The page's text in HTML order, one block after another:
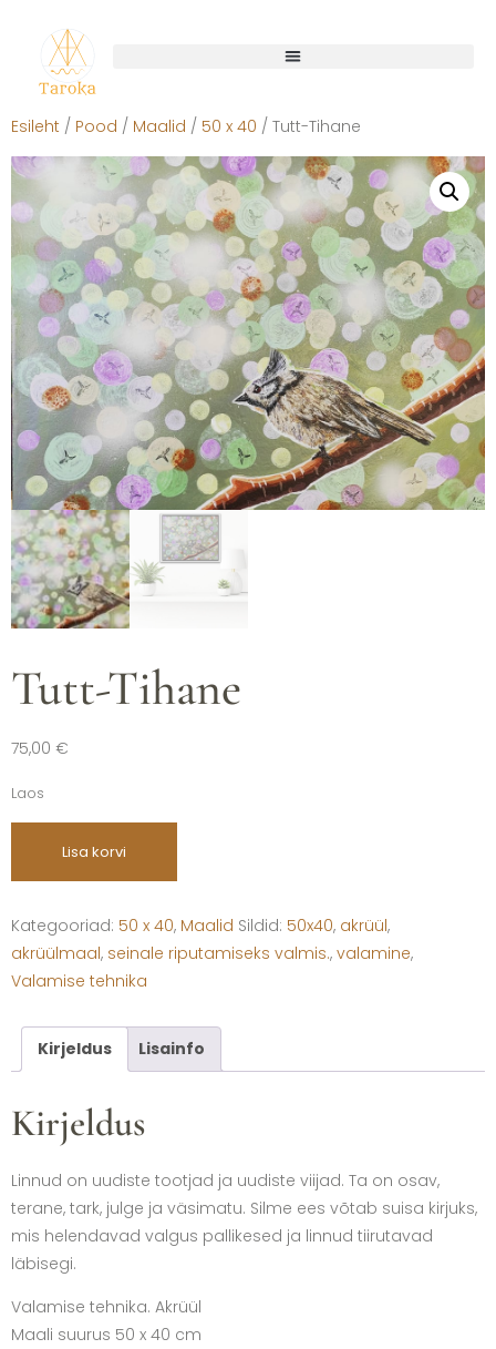
Esileht / Pood / Maalid / 50 x 40 / Tutt-Tihane
Tutt-Tihane
75,00 €
Laos
Lisa korvi
Kategooriad: 50 x 40, Maalid Sildid: 50x40, akrüül,
akrüülmaal, seinale riputamiseks valmis., valamine,
Valamise tehnika
Kirjeldus Lisainfo
Kirjeldus
Linnud on uudiste tootjad ja uudiste viijad. Ta on osav,
terane, tark, julge ja väsimatu. Silme ees võtab suisa kirjuks,
mis helendavad valgus pallikesed ja linnud tiirutavad
läbisegi.
Valamise tehnika. Akrüül
Maali suurus 50 x 40 cm